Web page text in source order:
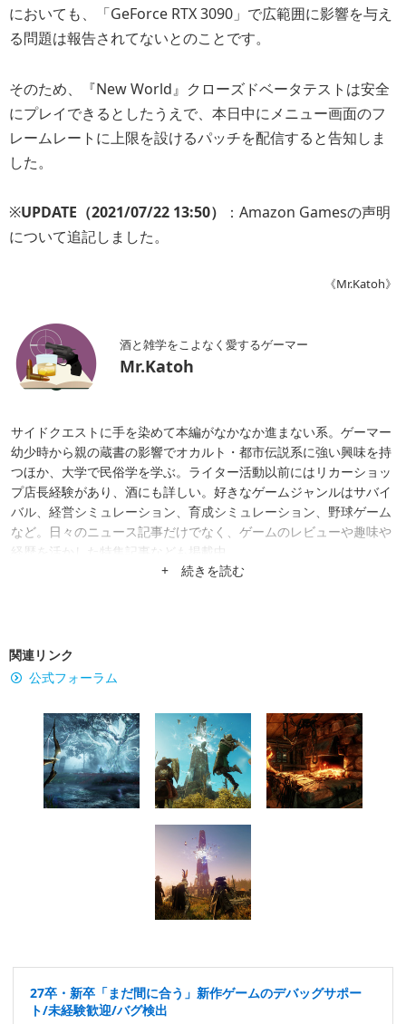
においても、「GeForce RTX 3090」で広範囲に影響を与え
る問題は報告されてないとのことです。
そのため、『New World』クローズドベータテストは安全
にプレイできるとしたうえで、本日中にメニュー画面のフ
レームレートに上限を設けるパッチを配信すると告知しま
した。
※UPDATE（2021/07/22 13:50）
：Amazon Gamesの声明
について追記しました。
《Mr.Katoh》
酒と雑学をこよなく愛するゲーマー
Mr.Katoh
サイドクエストに手を染めて本編がなかなか進まない系。ゲーマー
幼少時から親の蔵書の影響でオカルト・都市伝説系に強い興味を持
つほか、大学で民俗学を学ぶ。ライター活動以前にはリカーショッ
プ店長経験があり、酒にも詳しい。好きなゲームジャンルはサバイ
バル、経営シミュレーション、育成シミュレーション、野球ゲーム
など。日々のニュース記事だけでなく、ゲームのレビューや趣味や
経歴を活かした特集記事なども掲載中。
+ 続きを読む
関連リンク
公式フォーラム
27卒・新卒「まだ間に合う」新作ゲームのデバッグサポー
ト/未経験歓迎/バグ検出